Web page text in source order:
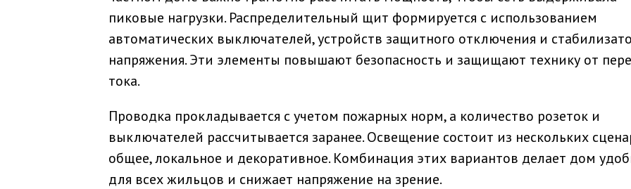
пиковые нагрузки. Распределительный щит формируется с использованием
автоматических выключателей, устройств защитного отключения и
напряжения. Эти элементы повышают безопасность и защищают технику от
тока.
Проводка прокладывается с учетом пожарных норм, а количество розеток и
выключателей рассчитывается заранее. Освещение состоит из нескольких
общее, локальное и декоративное. Комбинация этих вариантов делает дом
для всех жильцов и снижает напряжение на зрение.